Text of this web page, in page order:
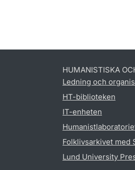
HUMANISTISKA
Ledning och
HT-biblioteken
IT-enheten
Folklivsarkivet med
Lund University